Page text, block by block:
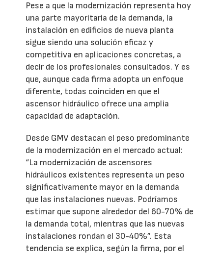
Pese a que la modernización representa hoy
una parte mayoritaria de la demanda, la
instalación en edificios de nueva planta
sigue siendo una solución eficaz y
competitiva en aplicaciones concretas, a
decir de los profesionales consultados. Y es
que, aunque cada firma adopta un enfoque
diferente, todas coinciden en que el
ascensor hidráulico ofrece una amplia
capacidad de adaptación.
Desde GMV destacan el peso predominante
de la modernización en el mercado actual:
“La modernización de ascensores
hidráulicos existentes representa un peso
significativamente mayor en la demanda
que las instalaciones nuevas. Podríamos
estimar que supone alrededor del 60-70% de
la demanda total, mientras que las nuevas
instalaciones rondan el 30-40%”. Esta
tendencia se explica, según la firma, por el